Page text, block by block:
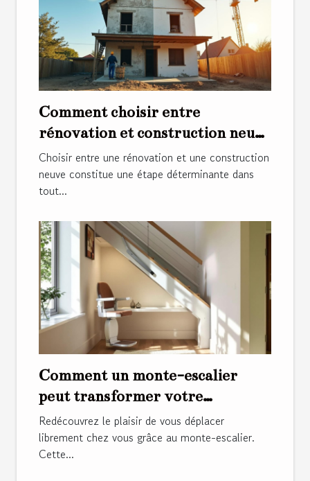
Comment choisir entre
rénovation et construction neuve
?
Choisir entre une rénovation et une construction
neuve constitue une étape déterminante dans
tout...
Comment un monte-escalier
peut transformer votre
quotidien ?
Redécouvrez le plaisir de vous déplacer
librement chez vous grâce au monte-escalier.
Cette...